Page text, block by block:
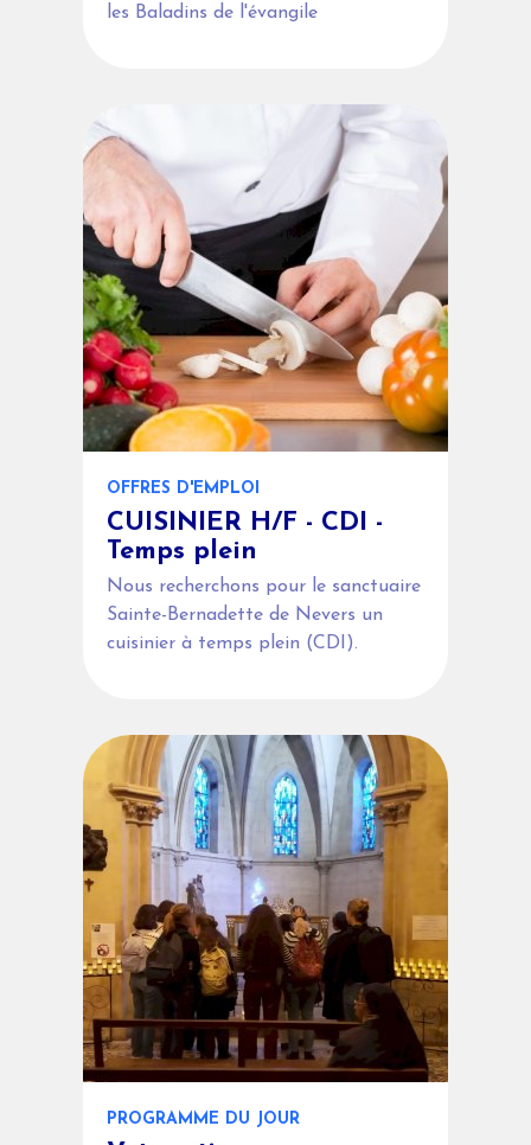
les Baladins de l'évangile
OFFRES D'EMPLOI
CUISINIER H/F - CDI -
Temps plein
Nous recherchons pour le sanctuaire
Sainte-Bernadette de Nevers un
cuisinier à temps plein (CDI).
PROGRAMME DU JOUR